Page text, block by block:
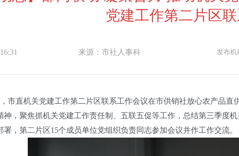
党建工作第二片区
来源：市社人事科 发布机
直机关党建工作第二片区联系工作会议在市供销社放心农产品直
神，聚焦抓机关党建工作责任制、五联五促等工作，总结第三季度
署，第二片区15个成员单位党组织负责同志参加会议并作工作交流。